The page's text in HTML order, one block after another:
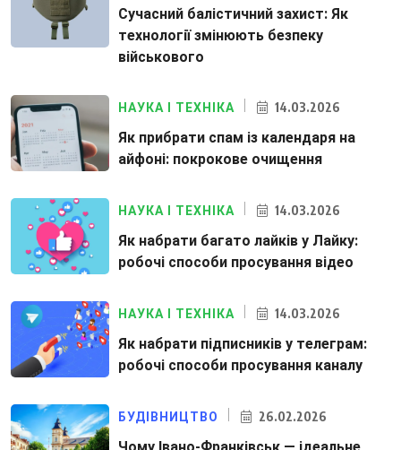
Сучасний балістичний захист: Як
технології змінюють безпеку
військового
НАУКА І ТЕХНІКА 14.03.2026
Як прибрати спам із календаря на
айфоні: покрокове очищення
НАУКА І ТЕХНІКА 14.03.2026
Як набрати багато лайків у Лайку:
робочі способи просування відео
НАУКА І ТЕХНІКА 14.03.2026
Як набрати підписників у телеграм:
робочі способи просування каналу
БУДІВНИЦТВО 26.02.2026